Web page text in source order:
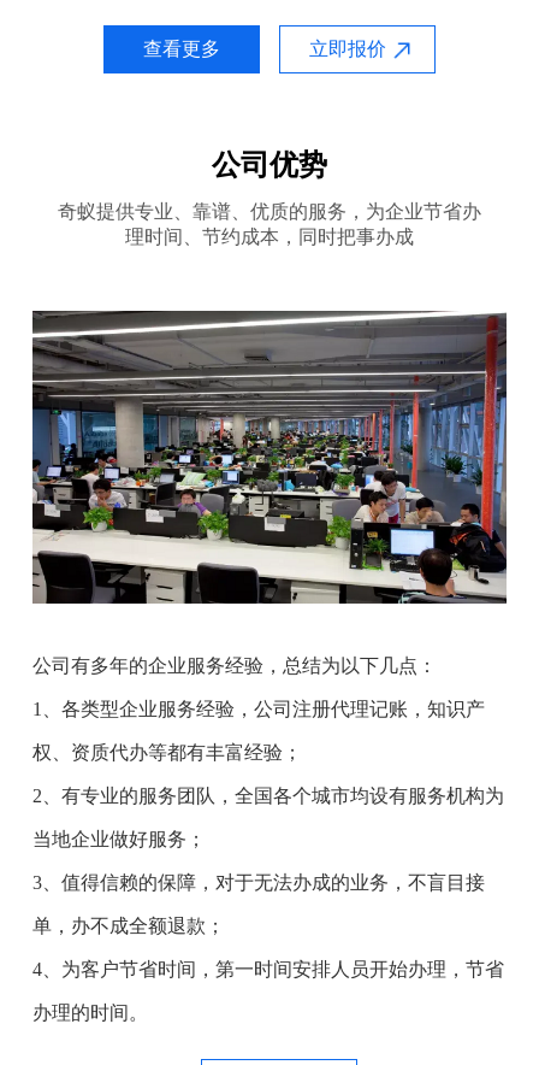
查看更多 立即报价
公司优势
奇蚁提供专业、靠谱、优质的服务，为企业节省办
理时间、节约成本，同时把事办成
公司有多年的企业服务经验，总结为以下几点：
1、各类型企业服务经验，公司注册代理记账，知识产
权、资质代办等都有丰富经验；
2、有专业的服务团队，全国各个城市均设有服务机构为
当地企业做好服务；
3、值得信赖的保障，对于无法办成的业务，不盲目接
单，办不成全额退款；
4、为客户节省时间，第一时间安排人员开始办理，节省
办理的时间。